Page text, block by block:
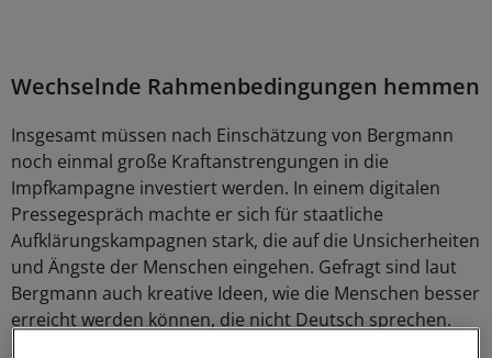
Wechselnde Rahmenbedingungen hemmen
Insgesamt müssen nach Einschätzung von Bergmann
noch einmal große Kraftanstrengungen in die
Impfkampagne investiert werden. In einem digitalen
Pressegespräch machte er sich für staatliche
Aufklärungskampagnen stark, die auf die Unsicherheiten
und Ängste der Menschen eingehen. Gefragt sind laut
Bergmann auch kreative Ideen, wie die Menschen besser
erreicht werden können, die nicht Deutsch sprechen.